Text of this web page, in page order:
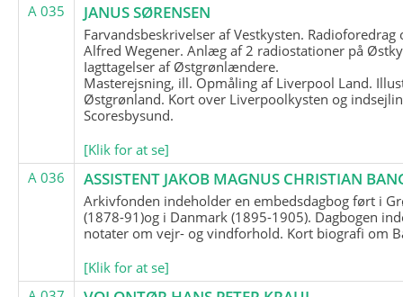
A 035
JANUS SØRENSEN
Farvandsbeskrivelser af Vestkysten. Radioforedrag
Alfred Wegener. Anlæg af 2 radiostationer på
Iagttagelser af Østgrønlændere.
Masterejsning, ill. Opmåling af Liverpool Land.
Østgrønland. Kort over Liverpoolkysten og
Scoresbysund.
[Klik for at se]
A 036
ASSISTENT JAKOB MAGNUS CHRISTIAN
Arkivfonden indeholder en embedsdagbog ført i
(1878-91)og i Danmark (1895-1905). Dagbogen
notater om vejr- og vindforhold. Kort biografi om
[Klik for at se]